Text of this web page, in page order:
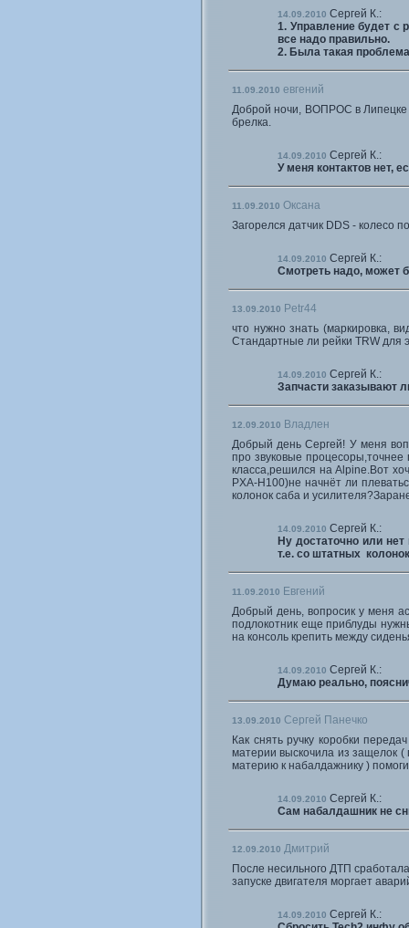
14.09.2010 Сергей К.:
1. Управление будет с
все надо правильно.
2. Была такая
11.09.2010 евгений
Доброй ночи, ВОПРОС в Липецке
брелка.
14.09.2010 Сергей К.:
У меня контактов нет,
11.09.2010 Оксана
Загорелся датчик DDS - колесо
14.09.2010 Сергей К.:
Смотреть надо, может
13.09.2010 Petr44
что нужно знать (маркировка,
Стандартные ли рейки TRW для
14.09.2010 Сергей К.:
Запчасти заказывают
12.09.2010 Владлен
Добрый день Сергей! У меня
про звуковые процесоры,точнее
класса,решился на Alpine.Вот
PXA-H100)не начнёт ли
колонок саба и
14.09.2010 Сергей К.:
Ну достаточно или
т.е. со штатных
11.09.2010 Евгений
Добрый день, вопросик у меня
подлокотник еще приблуды
на консоль крепить между
14.09.2010 Сергей К.:
Думаю реально,
13.09.2010 Сергей Панечко
Как снять ручку коробки
материи выскочила из защелок
материю к набалдажнику )
14.09.2010 Сергей К.:
Сам набалдашник не
12.09.2010 Дмитрий
После несильного ДТП
запуске двигателя моргает
14.09.2010 Сергей К.: